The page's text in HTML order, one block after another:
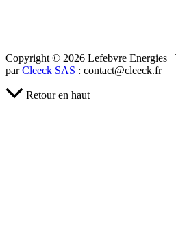
Copyright © 2026 Lefebvre Energies |
parCleeck SAS : contact@cleeck.fr
Retour en haut